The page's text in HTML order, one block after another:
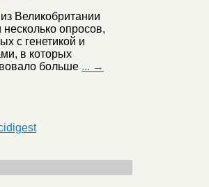
Великобритании
несколько опросов,
с генетикой и
в которых
больше ... →